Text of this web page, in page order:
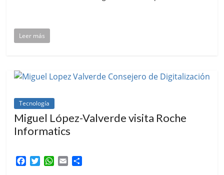
Leer más
Tecnología
Miguel López-Valverde visita Roche
Informatics
W